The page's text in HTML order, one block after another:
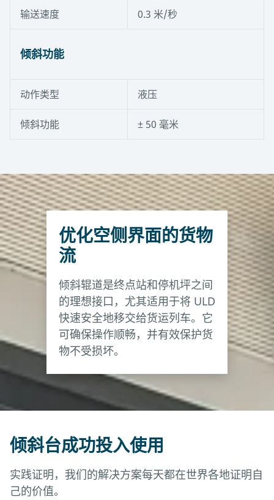
输送速度 0.3 米/秒
倾斜功能
动作类型 液压
倾斜功能 ± 50 毫米
倾斜滚轮甲板可补偿终点站和搬运车列车之间的高度
差。它们配有动力滚轮、液压倾斜功能和集成传感
器，可半自动运行，确保快速安全的转移。同时，后
备装置可在需要时进行手动搬运。
倾斜台提供中等程度的自动化--提供比手动解决方案
更高的效率和安全性，同时通过手动控制保持灵活
Airport Logistics Solutions
Brochure (07-2025)
下载 (PDF)
优化空侧界面的货物
流
倾斜辊道是终点站和停机坪之间
的理想接口，尤其适用于将 ULD
快速安全地移交给货运列车。它
可确保操作顺畅，并有效保护货
物不受损坏。
倾斜台成功投入使用
实践证明，我们的解决方案每天都在世界各地证明自
己的价值。